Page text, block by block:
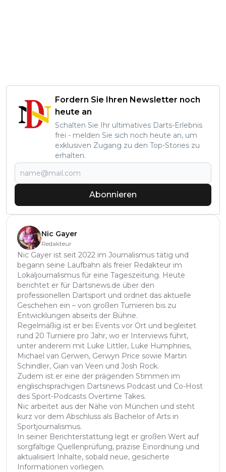
Fordern Sie Ihren Newsletter noch
heute an
Schalten Sie Ihr ultimatives Darts-Erlebnis
frei - melden Sie sich noch heute an, um
exklusiven Zugang zu den Top-Stories zu
erhalten.
Abonnieren
Nic Gayer
Redakteur
Nic Gayer ist seit 2022 im Journalismus tätig und
begann seine Laufbahn als freier Redakteur im
Lokaljournalismus für eine Tageszeitung. Heute
berichtet er für Dartsnews.de über den
professionellen Dartsport und ordnet das aktuelle
Geschehen ein – von großen Turnieren bis zu
Entwicklungen abseits der Bühne.
Regelmäßig ist er bei Events vor Ort und begleitet
rund 20 Turniere pro Jahr, wo er Interviews führt,
unter anderem mit Luke Littler, Luke Humphries,
Michael van Gerwen, Gerwyn Price sowie Martin
Schindler, Gian van Veen und Josh Rock.
Zudem ist er eine der prägenden Stimmen im
englischsprachigen Dartsnews Podcast und Co-Host
des Sport-Podcasts Overtime Takes.
Nic arbeitet aus der Nähe von München und steht
kurz vor dem Abschluss als Bachelor of Arts in
Sportjournalismus.
In seiner Berichterstattung legt er großen Wert auf
sorgfältige Quellenprüfung, präzise Einordnung und
aktualisiert Inhalte, sobald neue, gesicherte
Informationen vorliegen.